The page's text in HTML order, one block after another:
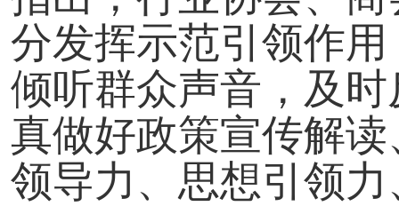
分发挥示范引领作
倾听群众声音，及
真做好政策宣传解
领导力、思想引领